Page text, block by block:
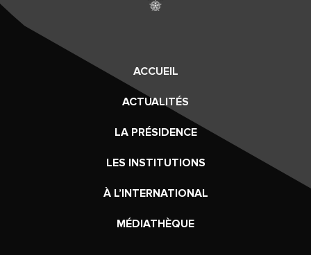
ACCUEIL
ACTUALITÉS
LA PRÉSIDENCE
LES INSTITUTIONS
À L’INTERNATIONAL
MÉDIATHÈQUE